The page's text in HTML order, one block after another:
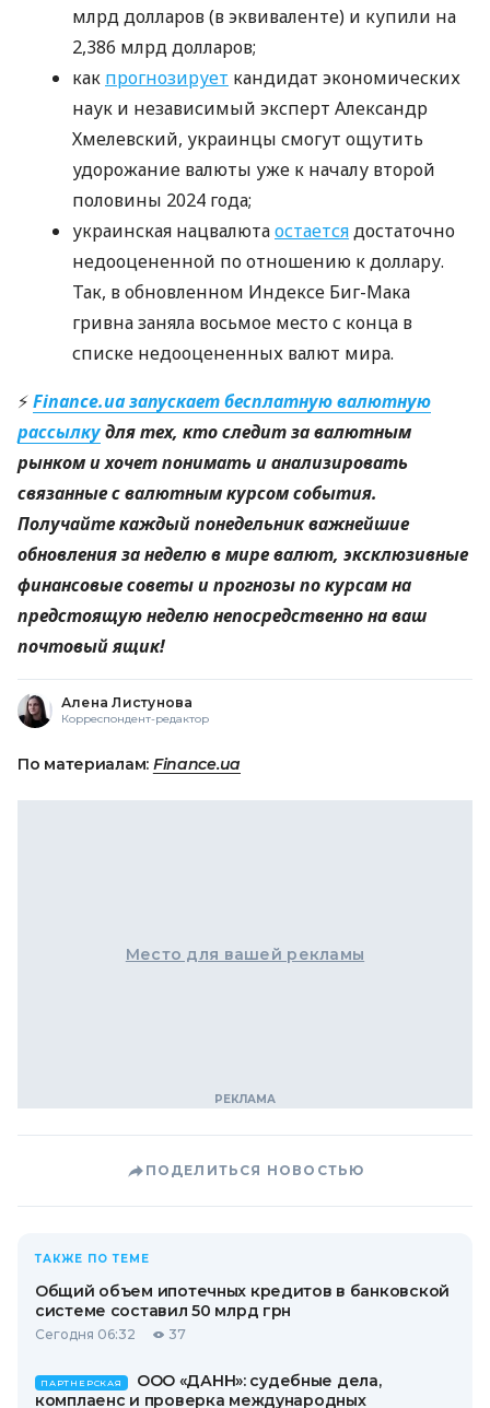
млрд долларов (в эквиваленте) и купили на
2,386 млрд долларов;
как прогнозирует кандидат экономических
наук и независимый эксперт Александр
Хмелевский, украинцы смогут ощутить
удорожание валюты уже к началу второй
половины 2024 года;
украинская нацвалютаостаетсядостаточно
недооцененной по отношению к доллару.
Так, в обновленном Индексе Биг-Мака
гривна заняла восьмое место с конца в
списке недооцененных валют мира.
⚡Finance.ua запускает бесплатную валютную
рассылкудля тех, кто следит за валютным
рынком и хочет понимать и анализировать
связанные с валютным курсом события.
Получайте каждый понедельник важнейшие
обновления за неделю в мире валют, эксклюзивные
финансовые советы и прогнозы по курсам на
предстоящую неделю непосредственно на ваш
почтовый ящик!
Алена Листунова
Корреспондент-редактор
По материалам: Finance.ua
Место для вашей рекламы
ПОДЕЛИТЬСЯ НОВОСТЬЮ
ТАКЖЕ ПО ТЕМЕ
Общий объем ипотечных кредитов в банковской
системе составил 50 млрд грн
Сегодня 06:32 37
ПАРТНЕРСКАЯ
ООО «ДАНН»: судебные дела,
комплаенс и проверка международных